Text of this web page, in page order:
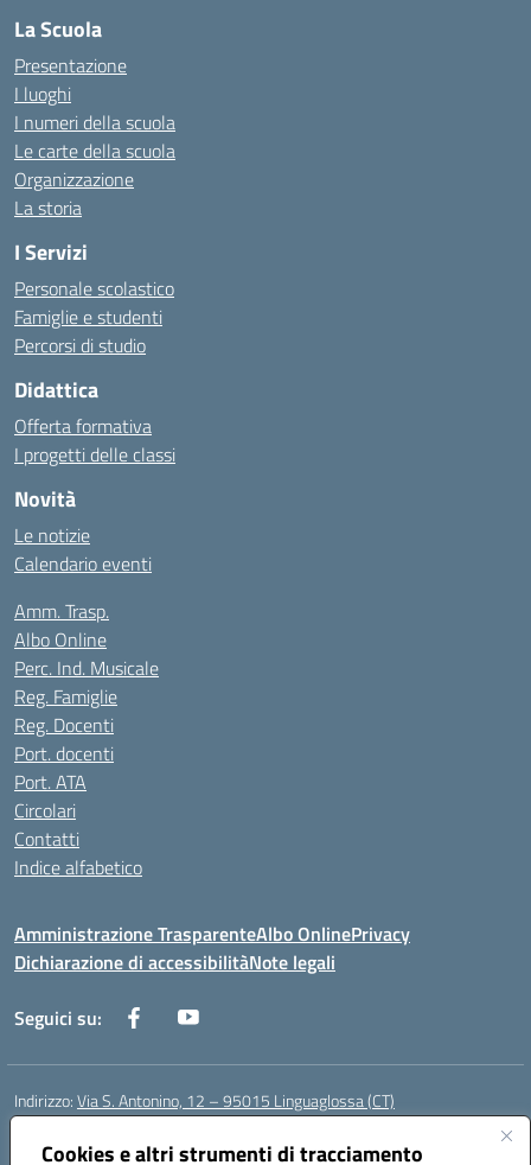
Cookies e altri strumenti di tracciamento
La Scuola
Presentazione
I luoghi
I numeri della scuola
Le carte della scuola
Organizzazione
La storia
I Servizi
Personale scolastico
Famiglie e studenti
Percorsi di studio
Didattica
Offerta formativa
I progetti delle classi
Novità
Le notizie
Calendario eventi
Amm. Trasp.
Albo Online
Perc. Ind. Musicale
Reg. Famiglie
Reg. Docenti
Port. docenti
Port. ATA
Circolari
Contatti
Indice alfabetico
Amministrazione TrasparenteAlbo OnlinePrivacy
Dichiarazione di accessibilitàNote legali
Seguici su:
Indirizzo:Via S. Antonino, 12 – 95015 Linguaglossa (CT)
Centralino:
Posta elettronica certificata (PEC):ctic83200r@pec.istruzione.it